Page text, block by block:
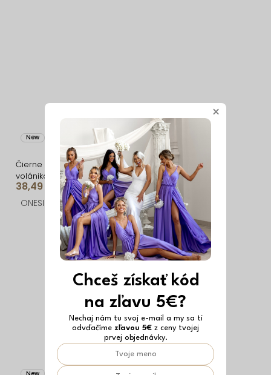
New Vyrobené v EÚ
Čierne elegantné
volánikové letné šaty
VELANA
38,49 €
ONESIZE
New
Biele krátke letné
vypasované šaty s
citrónmi SOLARIS
32,39 €
ONESIZE
×
Chceš získať kód
na zľavu 5€?
Nechaj nám tu svoj e-mail a my sa ti
odvďačíme zľavou 5€ z ceny tvojej
prvej objednávky.